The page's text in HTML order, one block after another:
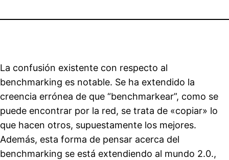
La confusión existente con respecto al
benchmarking es notable. Se ha extendido la
creencia errónea de que “benchmarkear”, como se
puede encontrar por la red, se trata de «copiar» lo
que hacen otros, supuestamente los mejores.
Además, esta forma de pensar acerca del
benchmarking se está extendiendo al mundo 2.0.,